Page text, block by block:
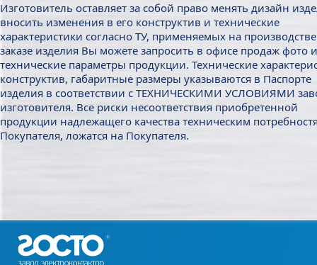
Изготовитель оставляет за собой право менять дизайн
вносить изменения в его конструктив и технические
характеристики согласно ТУ, применяемых на
заказе изделия Вы можете запросить в офисе продаж фото и
технические параметры продукции. Технические
конструктив, габаритные размеры указываются в Паспорте
изделия в соответствии с ТЕХНИЧЕСКИМИ УСЛОВИЯМИ
изготовителя. Все риски несоответствия приобретенной
продукции надлежащего качества техническим
Покупателя, ложатся на Покупателя.